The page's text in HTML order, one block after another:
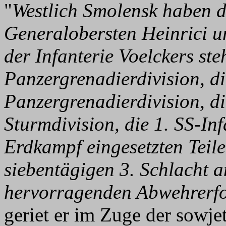
"Westlich Smolensk haben
Generalobersten Heinrici
der Infanterie Voelckers
Panzergrenadierdivision,
Panzergrenadierdivision,
Sturmdivision, die 1. SS-
Erdkampf eingesetzten
siebentägigen 3. Schlacht
hervorragenden
geriet er im Zuge der